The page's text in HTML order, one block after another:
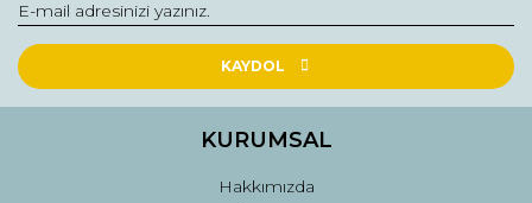
Ürün fiyatı diğer sitelerden daha pahalı.
Bu ürüne benzer farklı alternatifler olmalı.
KAYDOL
KURUMSAL
Hakkımızda